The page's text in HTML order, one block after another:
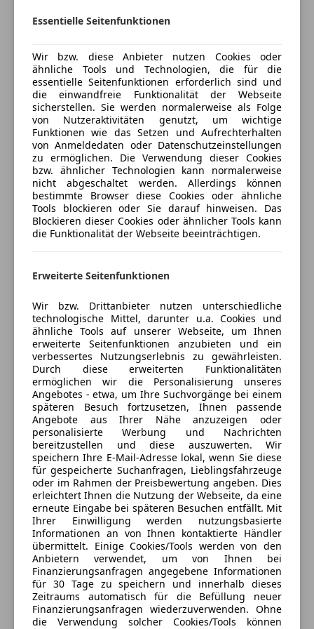
Bluetooth
Bordcomputer
DAB-Radio
Freisprecheinrichtung
Induktionsladen für Smartphones
Radio
Soundsystem
USB
Volldigitales Kombiinstrument
W-Lan / Wifi Hotspot
Sicherheit
Abstandstempomat
Airbag hinten
Alarmanlage
Beifahrerairbag
ESP
Fahrerairbag
Isofix
Kopfairbag
Kurvenlicht
LED-Scheinwerfer
LED-Tagfahrlicht
Müdigkeitswarnsystem
Notbremsassistent
Notrufsystem
Reifendruckkontrollsystem
Seitenairbag
Servolenkung
Spurhalteassistent
Totwinkel-Assistent
Traktionskontrolle
Sonderausstattungen.
Sonderausstattungen:
Exterieur
Panoramadach
Dachreling Aluminium schwarz
Exterieur-Paket schwarz (hochglanz)
Elektrisch ausklappbare Anhängezugvorrichtung
E-Hybrid Exterieur Differenzierung in Acidgreen
Motor, Getriebe und Fahrwerk
Hinterachslenkung
Adaptive Luftfederung mit Niveauregulierung und
Höhenverstellung inkl. Porsche Active Suspension
Management (PASM)
Sportendrohre dunkelbronze
Räder
21-Zoll Cayenne Turbo Design Räder in Vesuvgrau
inkl. Radhausverbreiterung in Exterieurfarbe
Interieur
Komfortsitze vorn (14 Wege, elektrisch) mit Memory-
Mehr anzeigen
Versicherung
Kfz-Versicherung
Versicherungsschutz an Ihre Bedürfnisse
anpassen
Freischaden-Gutschein ab Stufe 0
Auto einfach online versichern & Rabatt holen
Verkäufer Händler
MH Sportwagen e.U.
Sternebewertung 5 von 5
5Sterne
(100% Weiterempfehlungen)
Anbieter auf AutoScout24 seit 2026
Verkauf
Geöffnet
Schließt um 12:00
Bramsaustraße 13
5324 Faistenau, AT
Kontakt
Markus Haselwallner
Anbieter kontaktieren
Essentielle Seitenfunktionen
Wir bzw. diese Anbieter nutzen Cookies oder
ähnliche Tools und Technologien, die für die
essentielle Seitenfunktionen erforderlich sind und
die einwandfreie Funktionalität der Webseite
sicherstellen. Sie werden normalerweise als Folge
von Nutzeraktivitäten genutzt, um wichtige
Funktionen wie das Setzen und Aufrechterhalten
von Anmeldedaten oder Datenschutzeinstellungen
zu ermöglichen. Die Verwendung dieser Cookies
bzw. ähnlicher Technologien kann normalerweise
nicht abgeschaltet werden. Allerdings können
bestimmte Browser diese Cookies oder ähnliche
Tools blockieren oder Sie darauf hinweisen. Das
Blockieren dieser Cookies oder ähnlicher Tools kann
die Funktionalität der Webseite beeinträchtigen.
Erweiterte Seitenfunktionen
Wir bzw. Drittanbieter nutzen unterschiedliche
technologische Mittel, darunter u.a. Cookies und
ähnliche Tools auf unserer Webseite, um Ihnen
erweiterte Seitenfunktionen anzubieten und ein
verbessertes Nutzungserlebnis zu gewährleisten.
Durch diese erweiterten Funktionalitäten
ermöglichen wir die Personalisierung unseres
Angebotes - etwa, um Ihre Suchvorgänge bei einem
späteren Besuch fortzusetzen, Ihnen passende
Angebote aus Ihrer Nähe anzuzeigen oder
personalisierte Werbung und Nachrichten
bereitzustellen und diese auszuwerten. Wir
speichern Ihre E-Mail-Adresse lokal, wenn Sie diese
für gespeicherte Suchanfragen, Lieblingsfahrzeuge
oder im Rahmen der Preisbewertung angeben. Dies
erleichtert Ihnen die Nutzung der Webseite, da eine
erneute Eingabe bei späteren Besuchen entfällt. Mit
Ihrer Einwilligung werden nutzungsbasierte
Informationen an von Ihnen kontaktierte Händler
übermittelt. Einige Cookies/Tools werden von den
Anbietern verwendet, um von Ihnen bei
Finanzierungsanfragen angegebene Informationen
für 30 Tage zu speichern und innerhalb dieses
Zeitraums automatisch für die Befüllung neuer
Finanzierungsanfragen wiederzuverwenden. Ohne
die Verwendung solcher Cookies/Tools können